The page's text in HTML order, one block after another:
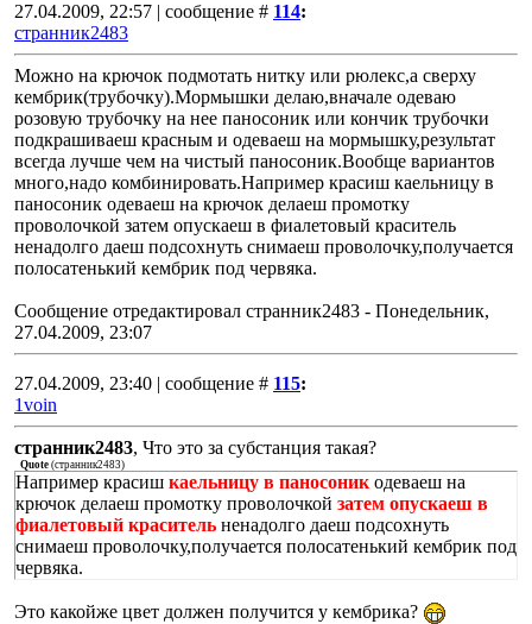
27.04.2009, 22:57 | сообщение # 114:
странник2483
Можно на крючок подмотать нитку или рюлекс,а сверху
кембрик(трубочку).Мормышки делаю,вначале одеваю
розовую трубочку на нее паносоник или кончик трубочки
подкрашиваеш красным и одеваеш на мормышку,результат
всегда лучше чем на чистый паносоник.Вообще вариантов
много,надо комбинировать.Например красиш каельницу в
паносоник одеваеш на крючок делаеш промотку
проволочкой затем опускаеш в фиалетовый краситель
ненадолго даеш подсохнуть снимаеш проволочку,получается
полосатенький кембрик под червяка.
Сообщение отредактировал странник2483 - Понедельник,
27.04.2009, 23:07
27.04.2009, 23:40 | сообщение # 115:
1voin
странник2483, Что это за субстанция такая?
Quote (странник2483)
Например красиш каельницу в паносоник одеваеш на
крючок делаеш промотку проволочкой затем опускаеш в
фиалетовый краситель ненадолго даеш подсохнуть
снимаеш проволочку,получается полосатенький кембрик под
червяка.
Это какойже цвет должен получится у кембрика?